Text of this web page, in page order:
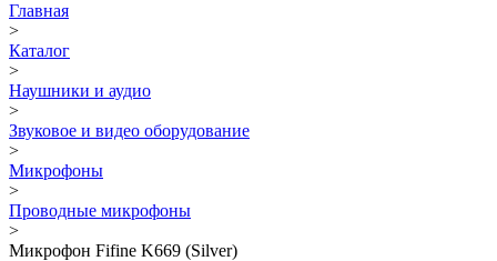
Главная
>
Каталог
>
Наушники и аудио
>
Звуковое и видео оборудование
>
Микрофоны
>
Проводные микрофоны
>
Микрофон Fifine K669 (Silver)